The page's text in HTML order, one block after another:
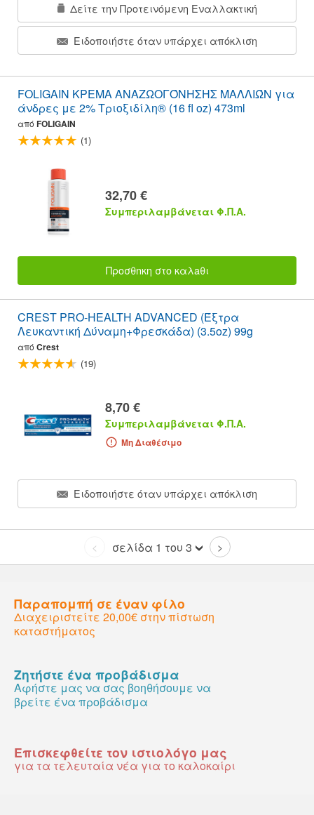
Δείτε την Προτεινόμενη Εναλλακτική
Ειδοποιήστε όταν υπάρχει απόκλιση
FOLIGAIN ΚΡΕΜΑ ΑΝΑΖΩΟΓΌΝΗΣΗΣ ΜΑΛΛΙΏΝ για
άνδρες με 2% Τριοξιδίλη® (16 fl oz) 473ml
από FOLIGAIN
(1)
32,70 €
Συμπεριλαμβάνεται Φ.Π.Α.
Προσθnκη στο καλaθι
CREST PRO-HEALTH ADVANCED (Έξτρα
Λευκαντική Δύναμη+Φρεσκάδα) (3.5oz) 99g
από Crest
(19)
8,70 €
Συμπεριλαμβάνεται Φ.Π.Α.
Μη Διαθέσιμο
Ειδοποιήστε όταν υπάρχει απόκλιση
< σελίδα 1 του 3 >
Παραπομπή σε έναν φίλο
Διαχειριστείτε 20,00€ στην πίστωση
καταστήματος
Ζητήστε ένα προβάδισμα
Αφήστε μας να σας βοηθήσουμε να
βρείτε ένα προβάδισμα
Επισκεφθείτε τον ιστιολόγο μας
για τα τελευταία νέα για το καλοκαίρι